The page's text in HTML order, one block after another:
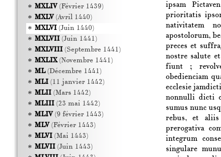
ipsam
prioritatis
nativitatem
apostolorum,
preces et
nostre salute
fiunt ;
obedienciam
ecclesie
nonnulli dicti
sumus nunc
rebus, et
prerogativa
integrum
singulare
MXLIV(Février 1439)
MXLV(Avril 1440)
MXLVI(Juin 1440)
MXLVII(Juin 1441)
MXLVIII(Septembre 1441)
MXLIX(Novembre 1441)
ML(Décembre 1441)
MLI(11 janvier 1442)
MLII(Mars 1442)
MLIII(23 mai 1442)
MLIV(9 février 1443)
MLV(Février 1443)
MLVI(Mai 1443)
MLVII(Juin 1443)